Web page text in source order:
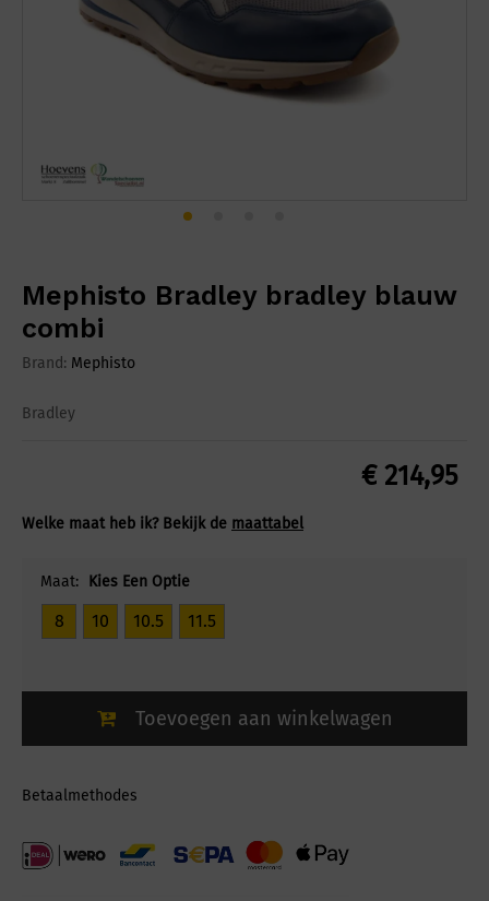
Mephisto Bradley bradley blauw
combi
Brand: Mephisto
Bradley
€214,95
Welke maat heb ik? Bekijk de maattabel
Maat: Kies Een Optie
8 10 10.5 11.5
Toevoegen aan winkelwagen
Betaalmethodes